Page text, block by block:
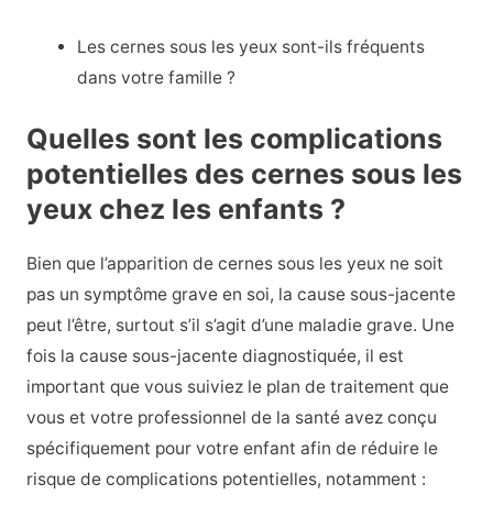
Les cernes sous les yeux sont-ils fréquents
dans votre famille ?
Quelles sont les complications
potentielles des cernes sous les
yeux chez les enfants ?
Bien que l’apparition de cernes sous les yeux ne soit
pas un symptôme grave en soi, la cause sous-jacente
peut l’être, surtout s’il s’agit d’une maladie grave. Une
fois la cause sous-jacente diagnostiquée, il est
important que vous suiviez le plan de traitement que
vous et votre professionnel de la santé avez conçu
spécifiquement pour votre enfant afin de réduire le
risque de complications potentielles, notamment :